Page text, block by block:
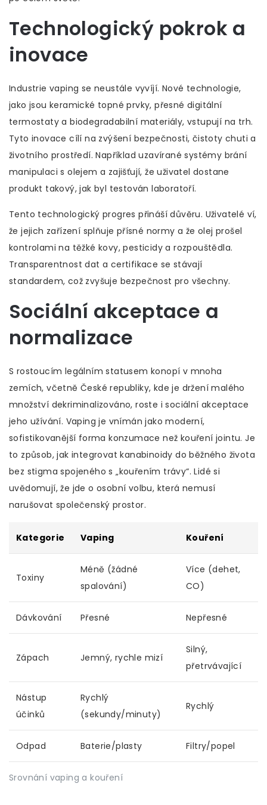
Technologický pokrok a
inovace
Industrie vaping se neustále vyvíjí. Nové technologie,
jako jsou keramické topné prvky, přesné digitální
termostaty a biodegradabilní materiály, vstupují na trh.
Tyto inovace cílí na zvýšení bezpečnosti, čistoty chuti a
životního prostředí. Například uzavírané systémy brání
manipulaci s olejem a zajišťují, že uživatel dostane
produkt takový, jak byl testován laboratoří.
Tento technologický progres přináší důvěru. Uživatelé ví,
že jejich zařízení splňuje přísné normy a že olej prošel
kontrolami na těžké kovy, pesticidy a rozpouštědla.
Transparentnost dat a certifikace se stávají
standardem, což zvyšuje bezpečnost pro všechny.
Sociální akceptace a
normalizace
S rostoucím legálním statusem konopí v mnoha
zemích, včetně České republiky, kde je držení malého
množství dekriminalizováno, roste i sociální akceptace
jeho užívání. Vaping je vnímán jako moderní,
sofistikovanější forma konzumace než kouření jointu. Je
to způsob, jak integrovat kanabinoidy do běžného života
bez stigma spojeného s „kouřením trávy“. Lidé si
uvědomují, že jde o osobní volbu, která nemusí
narušovat společenský prostor.
Srovnání vaping a kouření
Kategorie Vaping Kouření
Toxiny
Méně (žádné
spalování)
Více (dehet,
CO)
Dávkování Přesné Nepřesné
Zápach Jemný, rychle mizí
Silný,
přetrvávající
Nástup
účinků
Rychlý
(sekundy/minuty)
Rychlý
Odpad Baterie/plasty Filtry/popel